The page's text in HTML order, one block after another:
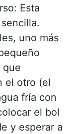
Esta
uno más
que
el otro (el
fría con
el bol
y esperar a